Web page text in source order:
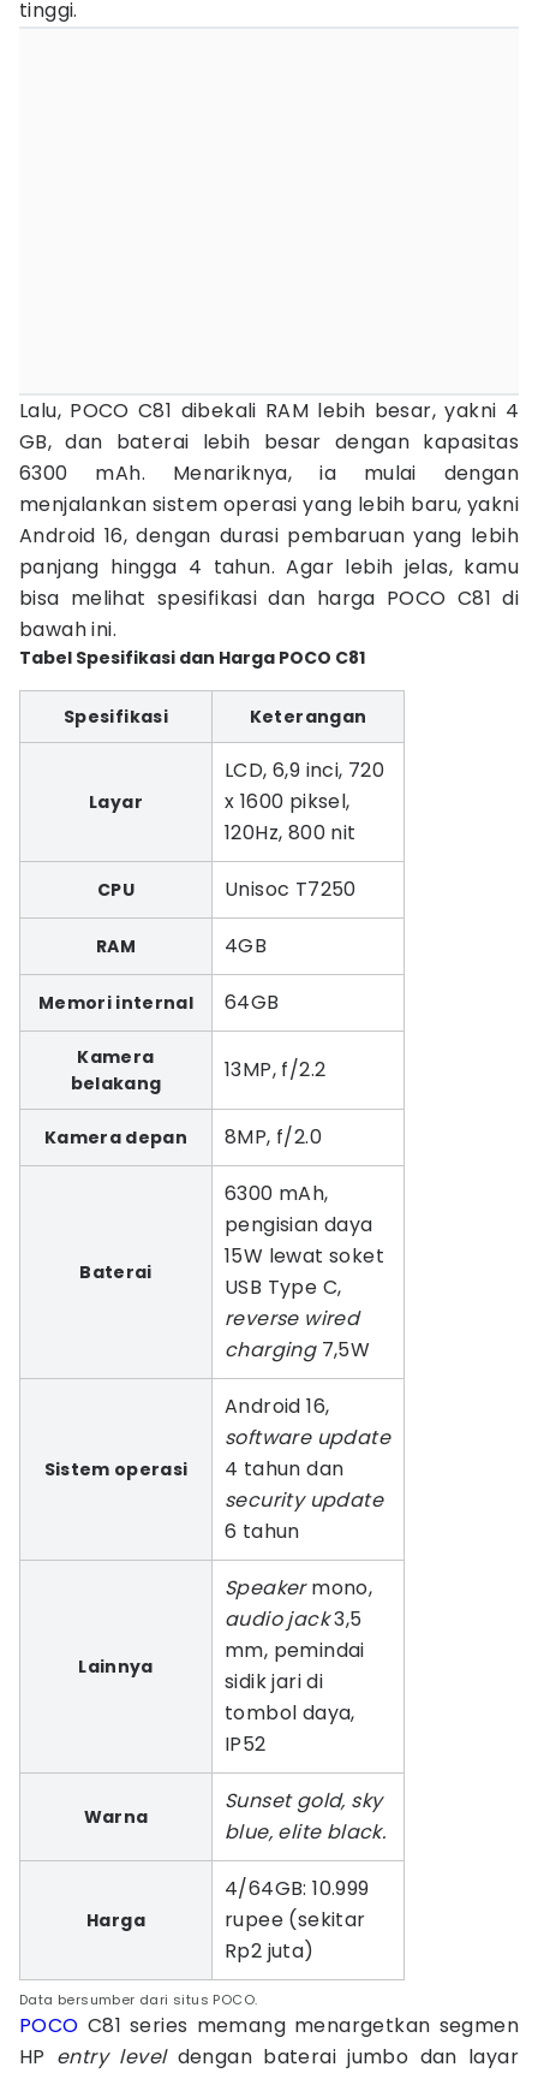
tinggi.
Lalu, POCO C81 dibekali RAM lebih besar, yakni 4
GB, dan baterai lebih besar dengan kapasitas
6300 mAh. Menariknya, ia mulai dengan
menjalankan sistem operasi yang lebih baru, yakni
Android 16, dengan durasi pembaruan yang lebih
panjang hingga 4 tahun. Agar lebih jelas, kamu
bisa melihat spesifikasi dan harga POCO C81 di
bawah ini.
Tabel Spesifikasi dan Harga POCO C81
Data bersumber dari situs POCO.
Spesifikasi Keterangan
Layar
LCD, 6,9 inci, 720
x 1600 piksel,
120Hz, 800 nit
CPU Unisoc T7250
RAM 4GB
Memori internal 64GB
Kamera
belakang
13MP, f/2.2
Kamera depan 8MP, f/2.0
Baterai
6300 mAh,
pengisian daya
15W lewat soket
USB Type C,
reverse wired
charging7,5W
Sistem operasi
Android 16,
software update
4 tahun dan
security update
6 tahun
Lainnya
Speakermono,
audio jack3,5
mm, pemindai
sidik jari di
tombol daya,
IP52
Warna
Sunset gold, sky
blue, elite black.
Harga
4/64GB: 10.999
rupee (sekitar
Rp2 juta)
POCO C81 series memang menargetkan segmen
HP entry leveldengan baterai jumbo dan layar